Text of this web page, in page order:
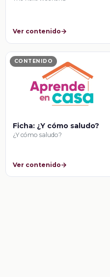
Ver contenido
CONTENIDO
Ficha: ¿Y cómo saludo?
¿Y cómo saludo?
Ver contenido